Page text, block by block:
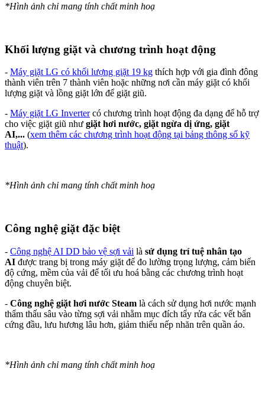
*Hình ảnh chỉ mang tính chất minh hoạ
Khối lượng giặt và chương trình hoạt động
- Máy giặt LG có khối lượng giặt 19 kg thích hợp với gia đình đông
thành viên trên 7 thành viên hoặc những nơi cần máy giặt có khối
lượng giặt và lồng giặt lớn để giặt giũ.
- Máy giặt LG Invertercó chương trình hoạt động đa dạng để hỗ trợ
cho việc giặt giũ như giặt hơi nước, giặt ngừa dị ứng, giặt
AI,... (xem thêm các chương trình hoạt động tại bảng thông số kỹ
thuật).
*Hình ảnh chỉ mang tính chất minh hoạ
Công nghệ giặt đặc biệt
- Công nghệ AI DD bảo vệ sợi vải là sử dụng trí tuệ nhân tạo
AI được trang bị trong máy giặt để đo lường trọng lượng, cảm biến
độ cứng, mềm của vải để tối ưu hoá bằng các chương trình hoạt
động chuyên biệt.
- Công nghệ giặt hơi nước Steam là cách sử dụng hơi nước mạnh
thẩm thấu sâu vào từng sợi vải nhằm mục đích tẩy rửa các vết bẩn
cứng đầu, lưu hương lâu hơn, giảm thiểu nếp nhăn trên quần áo.
*Hình ảnh chỉ mang tính chất minh hoạ